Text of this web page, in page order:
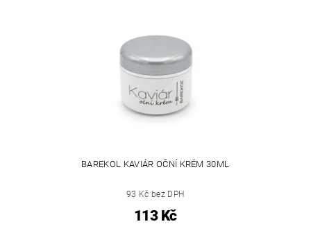
BAREKOL KAVIÁR OČNÍ KRÉM 30ML
93 Kč bez DPH
113 Kč